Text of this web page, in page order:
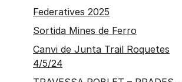
Federatives 2025
Sortida Mines de Ferro
Canvi de Junta Trail Roquetes
4/5/24